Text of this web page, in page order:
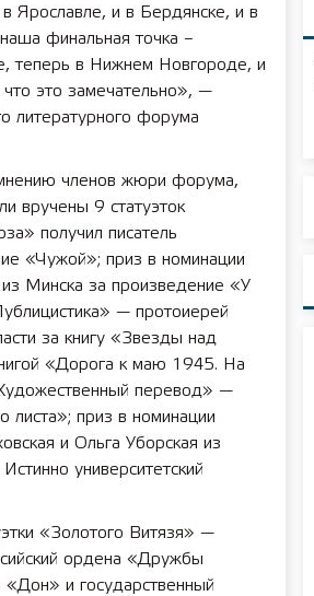
Ярославле, и в Бердянске, и в
финальная точка –
теперь в Нижнем Новгороде, и
это замечательно», —
литературного форума
членов жюри форума,
вручены 9 статуэток
получил писатель
«Чужой»; приз в номинации
Минска за произведение «У
— протоиерей
за книгу «Звезды над
«Дорога к маю 1945. На
перевод» —
листа»; приз в номинации
и Ольга Уборская из
университетский
«Золотого Витязя» —
ордена «Дружбы
и государственный
01 Земли
назначения